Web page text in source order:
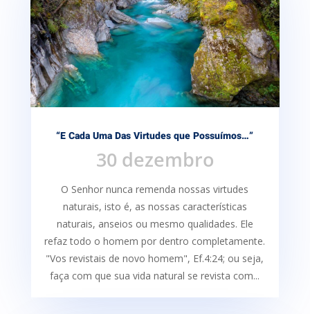
“E Cada Uma Das Virtudes que Possuímos…”
30 dezembro
O Senhor nunca remenda nossas virtudes
naturais, isto é, as nossas características
naturais, anseios ou mesmo qualidades. Ele
refaz todo o homem por dentro completamente.
"Vos revistais de novo homem", Ef.4:24; ou seja,
faça com que sua vida natural se revista com...